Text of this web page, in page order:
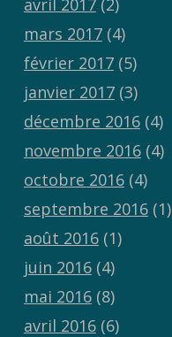
avril 2017(2)
mars 2017(4)
février 2017(5)
janvier 2017(3)
décembre 2016(4)
novembre 2016(4)
octobre 2016(4)
septembre 2016(1)
août 2016(1)
juin 2016(4)
mai 2016(8)
avril 2016(6)